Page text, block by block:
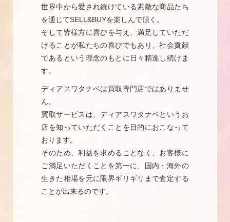
世界中から愛され続けている素敵な商品たち
を通じてSELL&BUYを楽しんで頂く。
そして皆様方に喜びを与え、満足していただ
けることが私たちの喜びでもあり、社会貢献
であるという理念のもとに日々精進し続けま
す。
ディアスワタナベは買取専門店ではありませ
ん。
買取サービスは、ディアスワタナベというお
店を知っていただくことを目的におこなって
おります。
そのため、利益を求めることなく、お客様に
ご満足いただくことを第一に、国内・海外の
生きた相場を元に限界ギリギリまで査定する
ことが出来るのです。